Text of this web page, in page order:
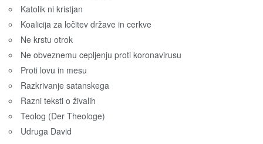
Katolik ni kristjan
Koalicija za ločitev države in cerkve
Ne krstu otrok
Ne obveznemu cepljenju proti koronavirusu
Proti lovu in mesu
Razkrivanje satanskega
Razni teksti o živalih
Teolog (Der Theologe)
Udruga David